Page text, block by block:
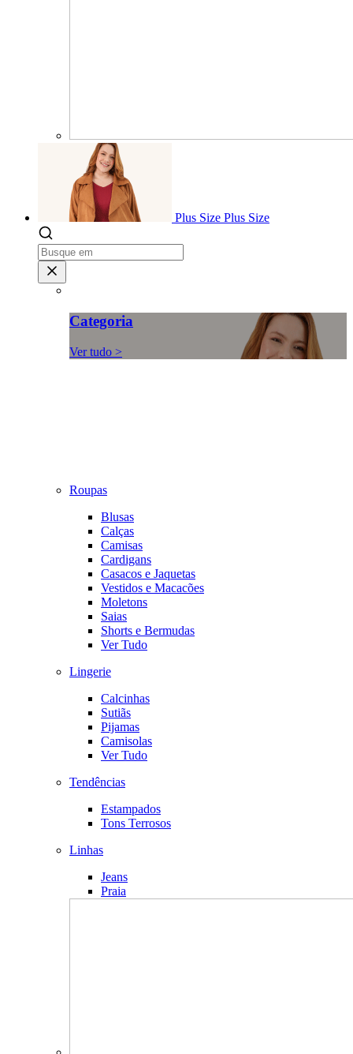
Plus Size Plus Size
Categoria
Ver tudo >
Roupas
Blusas
Calças
Camisas
Cardigans
Casacos e Jaquetas
Vestidos e Macacões
Moletons
Saias
Shorts e Bermudas
Ver Tudo
Lingerie
Calcinhas
Sutiãs
Pijamas
Camisolas
Ver Tudo
Tendências
Estampados
Tons Terrosos
Linhas
Jeans
Praia